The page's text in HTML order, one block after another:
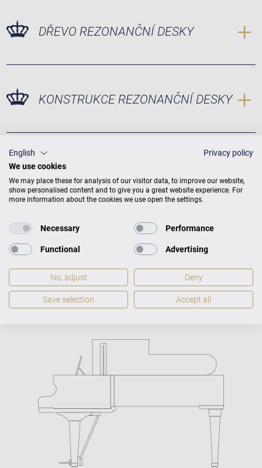
DŘEVO REZONANČNÍ DESKY
KONSTRUKCE REZONANČNÍ DESKY
Concert A-192 Rozměr
Rozměr H 192 × Š 153
Váha
350 kg
English
Privacy policy
We use cookies
We may place these for analysis of our visitor data, to improve our website,
show personalised content and to give you a great website experience. For
more information about the cookies we use open the settings.
Necessary Performance
Functional Advertising
No, adjust Deny
Save selection Accept all